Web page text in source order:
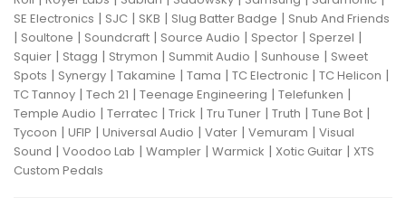
SE Electronics | SJC | SKB | Slug Batter Badge | Snub And Friends
| Soultone | Soundcraft | Source Audio | Spector | Sperzel |
Squier | Stagg | Strymon | Summit Audio | Sunhouse | Sweet
Spots | Synergy | Takamine | Tama | TC Electronic | TC Helicon |
TC Tannoy | Tech 21 | Teenage Engineering | Telefunken |
Temple Audio | Terratec | Trick | Tru Tuner | Truth | Tune Bot |
Tycoon | UFIP | Universal Audio | Vater | Vemuram | Visual
Sound | Voodoo Lab | Wampler | Warmick | Xotic Guitar | XTS
Custom Pedals